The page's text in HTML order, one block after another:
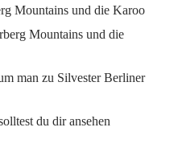
Mountains und die Karoo
Mountains und die
man zu Silvester Berliner
du dir ansehen